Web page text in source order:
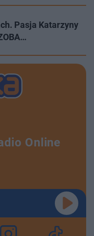
Pasja Katarzyny
Online